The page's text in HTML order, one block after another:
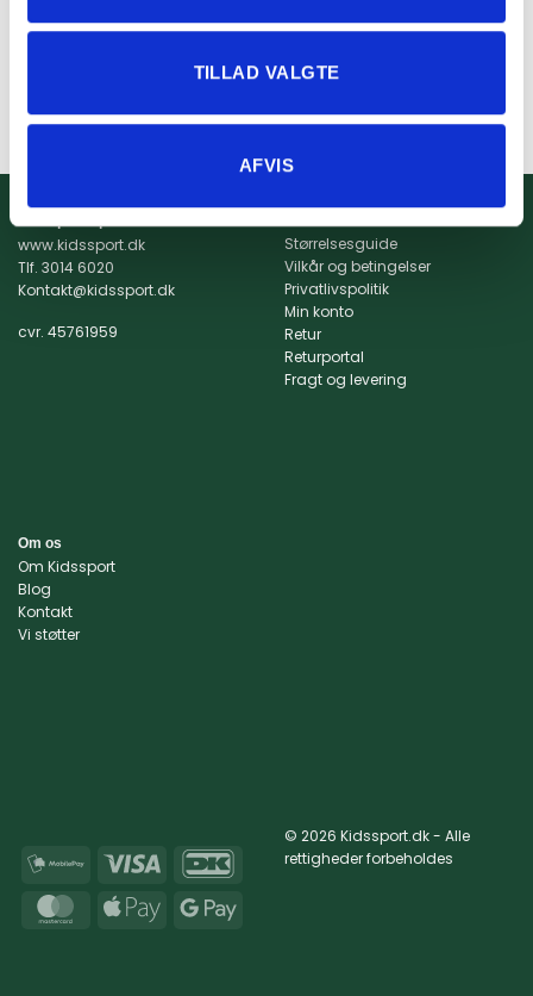
TILLAD VALGTE
AFVIS
179,95kr.
VÆLG MULIGHEDER
vare
varianter.
Mulighederne
kan
Kidssport ApS
www.kidssport.dk
Tlf. 3014 6020
Kontakt@kidssport.dk
cvr. 45761959
Info
Størrelsesguide
Vilkår og betingelser
Privatlivspolitik
Min konto
Retur
Returportal
Fragt og levering
Om os
Om Kidssport
Blog
Kontakt
Vi støtter
MobilePay Visa DanKort
MasterCardApple
Google
© 2026 Kidssport.dk - Alle
rettigheder forbeholdes